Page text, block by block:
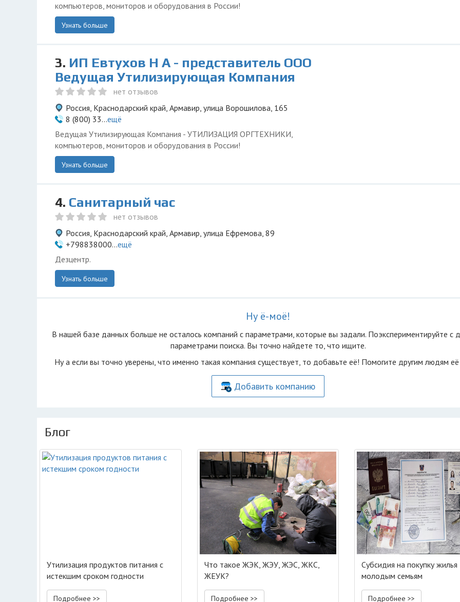
компьютеров, мониторов и оборудования в России!
Узнать больше
3. ИП Евтухов Н А - представитель ООО
Ведущая Утилизирующая Компания
нет отзывов
Россия, Краснодарский край, Армавир, улица Ворошилова, 165
8 (800) 33...ещё
Ведущая Утилизирующая Компания - УТИЛИЗАЦИЯ ОРГТЕХНИКИ,
компьютеров, мониторов и оборудования в России!
Узнать больше
4. Санитарный час
нет отзывов
Россия, Краснодарский край, Армавир, улица Ефремова, 89
+798838000...ещё
Дезцентр.
Узнать больше
Ну ё-моё!
В нашей базе данных больше не осталоcь компаний с параметрами, которые вы задали. Поэкспериментируйте с
параметрами поиска. Вы точно найдете то, что ищите.
Ну а если вы точно уверены, что именно такая компания существует, то добавьте её! Помогите другим людям
Добавить компанию
Блог
Утилизация продуктов питания с
истекшим сроком годности
Подробнее >>
Что такое ЖЭК, ЖЭУ, ЖЭС, ЖКС,
ЖЕУК?
Подробнее >>
Субсидия на покупку жилья
молодым семьям
Подробнее >>